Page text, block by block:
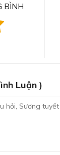
BÌNH
Luận )